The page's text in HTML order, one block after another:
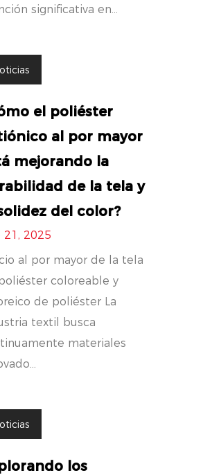
significativa en...
el poliéster
al por mayor
mejorando la
de la tela y
del color?
21, 2025
al por mayor de la tela
coloreable y
de poliéster La
textil busca
materiales
los